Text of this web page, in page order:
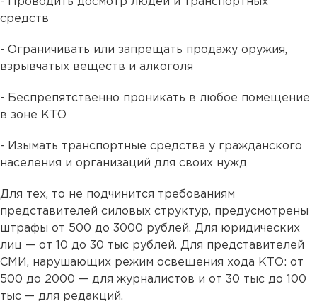
средств
- Ограничивать или запрещать продажу оружия,
взрывчатых веществ и алкоголя
- Беспрепятственно проникать в любое помещение
в зоне КТО
- Изымать транспортные средства у гражданского
населения и организаций для своих нужд
Для тех, то не подчинится требованиям
представителей силовых структур, предусмотрены
штрафы от 500 до 3000 рублей. Для юридических
лиц — от 10 до 30 тыс рублей. Для представителей
СМИ, нарушающих режим освещения хода КТО: от
500 до 2000 — для журналистов и от 30 тыс до 100
тыс — для редакций.